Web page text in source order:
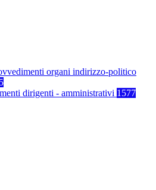
organi indirizzo-politico
dirigenti - amministrativi 1577